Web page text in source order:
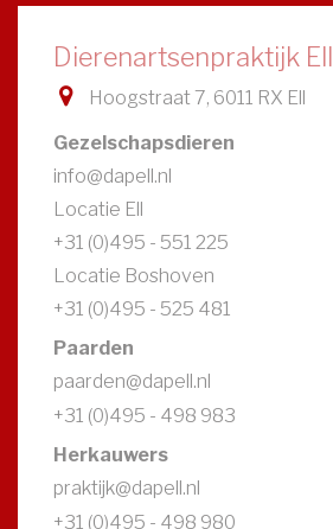
Dierenartsenpraktijk Ell
Hoogstraat 7, 6011 RX Ell
Gezelschapsdieren
info@dapell.nl
Locatie Ell
+31 (0)495 - 551 225
Locatie Boshoven
+31 (0)495 - 525 481
Paarden
paarden@dapell.nl
+31 (0)495 - 498 983
Herkauwers
praktijk@dapell.nl
+31 (0)495 - 498 980